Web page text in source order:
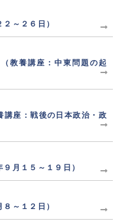
～２６日）
教養講座：中東問題の起
講座：戦後の日本政治・政
月１５～１９日）
～１２日）